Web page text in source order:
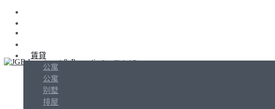
Jins Global Biz
賃貸
公寓
公寓
别墅
排屋